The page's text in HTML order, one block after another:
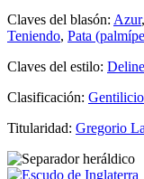
Claves del blasón: Azur,
Teniendo, Pata
Claves del estilo:
Clasificación: Gentilicio
Titularidad: Gregorio